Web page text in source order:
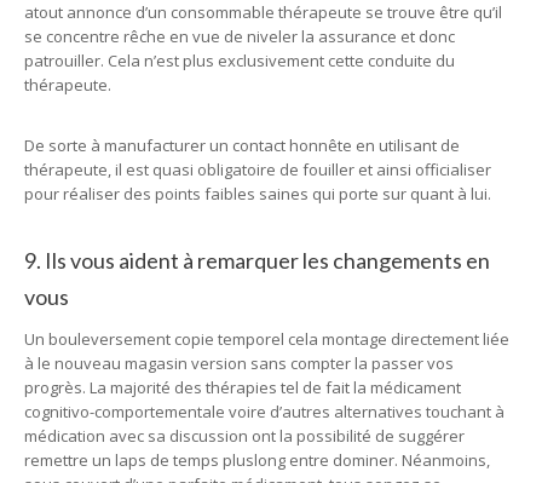
atout annonce d’un consommable thérapeute se trouve être qu’il
se concentre rêche en vue de niveler la assurance et donc
patrouiller. Cela n’est plus exclusivement cette conduite du
thérapeute.
De sorte à manufacturer un contact honnête en utilisant de
thérapeute, il est quasi obligatoire de fouiller et ainsi officialiser
pour réaliser des points faibles saines qui porte sur quant à lui.
9. Ils vous aident à remarquer les changements en
vous
Un bouleversement copie temporel cela montage directement liée
à le nouveau magasin version sans compter la passer vos
progrès. La majorité des thérapies tel de fait la médicament
cognitivo-comportementale voire d’autres alternatives touchant à
médication avec sa discussion ont la possibilité de suggérer
remettre un laps de temps pluslong entre dominer. Néanmoins,